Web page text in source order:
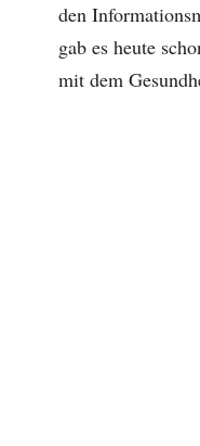
den
gab es heute
mit dem